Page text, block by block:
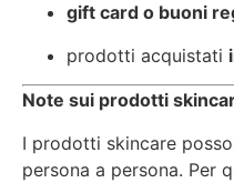
gift card o buoni
prodotti acquistati
Note sui prodotti
I prodotti skincare
persona a persona. Per